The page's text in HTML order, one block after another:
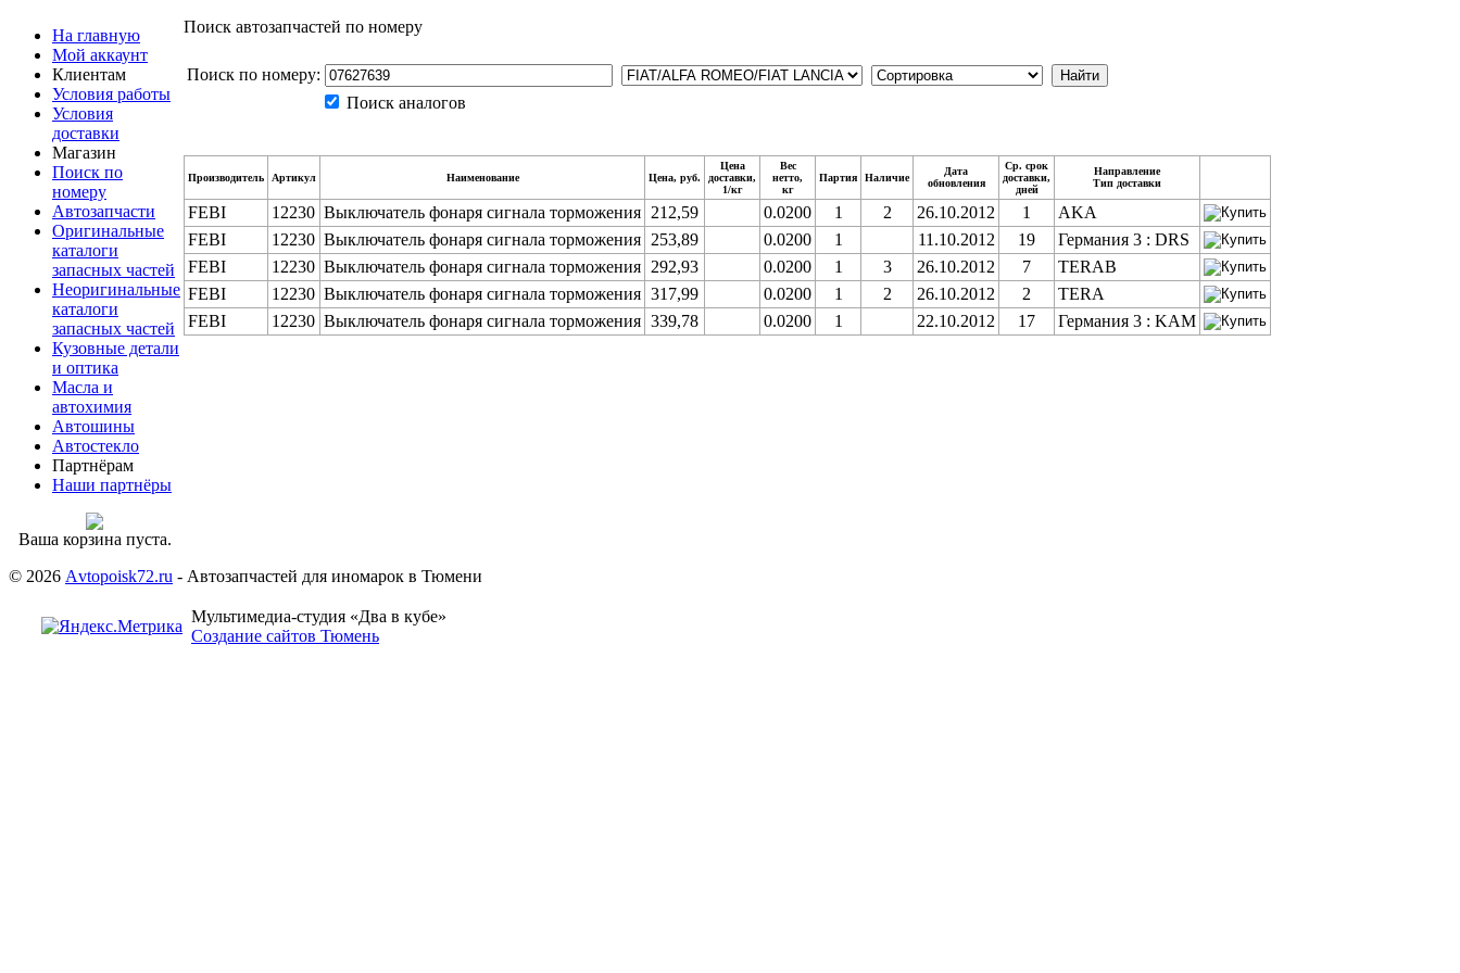
На главную
Мой аккаунт
Клиентам
Условия работы
Условия
доставки
Магазин
Поиск по
номеру
Автозапчасти
Оригинальные
каталоги
запасных частей
Неоригинальные
каталоги
запасных частей
Кузовные детали
и оптика
Масла и
автохимия
Автошины
Автостекло
Партнёрам
Наши партнёры
Ваша корзина пуста.
Поиск автозапчастей по номеру
Поиск по номеру:
Поиск аналогов
Производитель Артикул Наименование Цена, руб.
Цена
доставки,
1/кг
Вес
нетто,
кг
Партия Наличие
Дата
обновления
Ср. срок
доставки,
дней
Направление
Тип доставки
FEBI 12230 Выключатель фонаря сигнала торможения 212,59 0.0200 1 2 26.10.2012 1
AKA
FEBI
12230 Выключатель фонаря сигнала торможения 253,89 0.0200 1 11.10.2012 19
Германия 3 : DRS
FEBI
12230 Выключатель фонаря сигнала торможения 292,93 0.0200 1 3 26.10.2012 7
TERAB
FEBI
12230 Выключатель фонаря сигнала торможения 317,99 0.0200 1 2 26.10.2012 2
TERA
FEBI
12230 Выключатель фонаря сигнала торможения 339,78 0.0200 1 22.10.2012 17 Германия 3 : KAM
© 2026 Аvtopoisk72.ru - Автозапчастей для иномарок в Тюмени
Мультимедиа-студия «Два в кубе»
Создание сайтов Тюмень